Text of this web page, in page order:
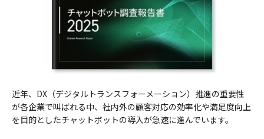
近年、DX（デジタルトランスフォーメーション）推進の重要性
が各企業で叫ばれる中、社内外の顧客対応の効率化や満足度向上
を目的としたチャットボットの導入が急速に進んでいます。